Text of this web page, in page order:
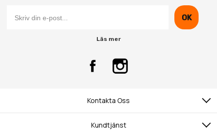
OK
Läs mer
Kontakta Oss
Kundtjänst